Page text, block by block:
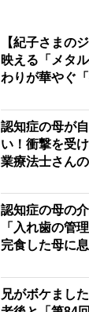
イバル術
利なサービス
【紀子さまの
映える「メタ
わりが華やぐ
認知症の母が
い！衝撃を受
業療法士さん
認知症の母の
「入れ歯の管
完食した母に
兄がボケまし